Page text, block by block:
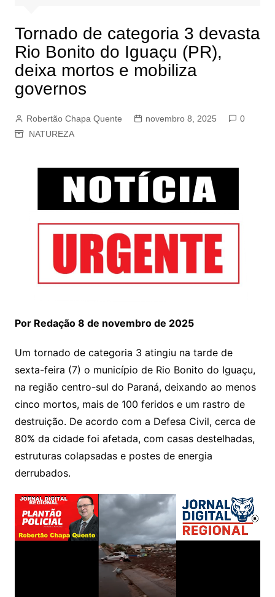
Tornado de categoria 3 devasta
Rio Bonito do Iguaçu (PR),
deixa mortos e mobiliza
governos
Robertão Chapa Quente novembro 8, 2025
0
NATUREZA
Por Redação 8 de novembro de 2025
Um tornado de categoria 3 atingiu na tarde de
sexta-feira (7) o município de Rio Bonito do Iguaçu,
na região centro-sul do Paraná, deixando ao menos
cinco mortos, mais de 100 feridos e um rastro de
destruição. De acordo com a Defesa Civil, cerca de
80% da cidade foi afetada, com casas destelhadas,
estruturas colapsadas e postes de energia
derrubados.